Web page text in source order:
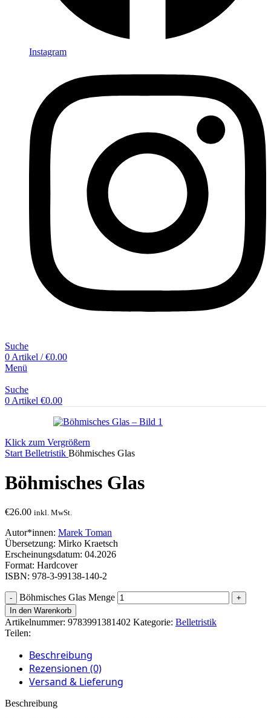
Instagram
Suche
0 Artikel / €0.00
Menü
Suche
0 Artikel €0.00
Klick zum Vergrößern
Start Belletristik Böhmisches Glas
Böhmisches Glas
€26.00 inkl. MwSt.
Autor*innen: Marek Toman
Übersetzung: Mirko Kraetsch
Erscheinungsdatum: 04.2026
Format: Hardcover
ISBN: 978-3-99138-140-2
Böhmisches Glas Menge
In den Warenkorb
Artikelnummer: 9783991381402 Kategorie: Belletristik
Teilen:
Beschreibung
Rezensionen (0)
Versand & Lieferung
Beschreibung